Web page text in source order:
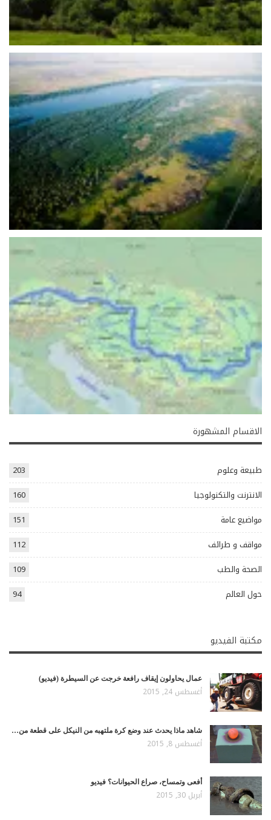
الاقسام المشهورة
طبيعة وعلوم
203
الانترنت والتكنولوجيا
160
مواضيع عامة
151
مواقف و طرائف
112
الصحة والطب
109
حول العالم
94
مكتبة الفيديو
عمال يحاولون إيقاف رافعة خرجت عن السيطرة (فيديو)
أغسطس 24, 2015
شاهد ماذا يحدث عند وضع كرة ملتهبه من النيكل على قطعة من…
أغسطس 8, 2015
أفعى وتمساح، صراع الحيوانات؟ فيديو
أبريل 30, 2015